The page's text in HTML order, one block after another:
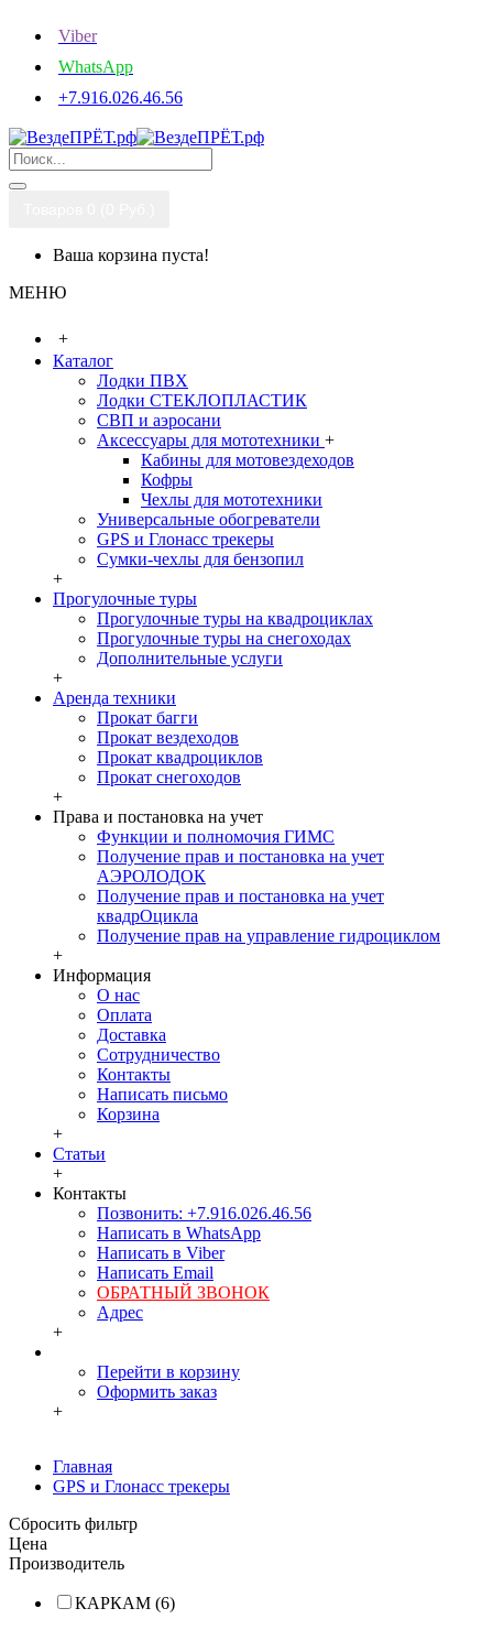
Viber
WhatsApp
+7.916.026.46.56
Ваша корзина пуста!
МЕНЮ
+
Каталог
Лодки ПВХ
Лодки СТЕКЛОПЛАСТИК
СВП и аэросани
Аксессуары для мототехники +
Кабины для мотовездеходов
Кофры
Чехлы для мототехники
Универсальные обогреватели
GPS и Глонасс трекеры
Сумки-чехлы для бензопил
+
Прогулочные туры
Прогулочные туры на квадроциклах
Прогулочные туры на снегоходах
Дополнительные услуги
+
Аренда техники
Прокат багги
Прокат вездеходов
Прокат квадроциклов
Прокат снегоходов
+
Права и постановка на учет
Функции и полномочия ГИМС
Получение прав и постановка на учет
АЭРОЛОДОК
Получение прав и постановка на учет
квадрОцикла
Получение прав на управление гидроциклом
+
Информация
О нас
Оплата
Доставка
Сотрудничество
Контакты
Написать письмо
Корзина
+
Статьи
+
Контакты
Позвонить: +7.916.026.46.56
Написать в WhatsApp
Написать в Viber
Написать Email
ОБРАТНЫЙ ЗВОНОК
Адрес
+
Перейти в корзину
Оформить заказ
+
Главная
GPS и Глонасс трекеры
Сбросить фильтр
Цена
Производитель
КАРКАМ (6)